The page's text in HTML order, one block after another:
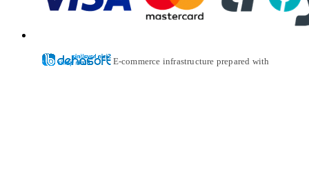
E-commerce infrastructure prepared with